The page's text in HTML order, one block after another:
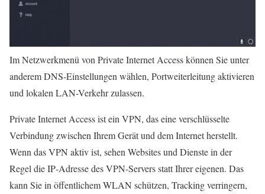
Im Netzwerkmenü von Private Internet Access können Sie unter
anderem DNS-Einstellungen wählen, Portweiterleitung aktivieren
und lokalen LAN-Verkehr zulassen.
Private Internet Access ist ein VPN, das eine verschlüsselte
Verbindung zwischen Ihrem Gerät und dem Internet herstellt.
Wenn das VPN aktiv ist, sehen Websites und Dienste in der
Regel die IP‑Adresse des VPN-Servers statt Ihrer eigenen. Das
kann Sie in öffentlichem WLAN schützen, Tracking verringern,